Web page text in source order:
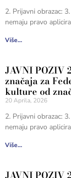
2. Prijavni obrazac:
nemaju pravo
Više...
JAVNI POZIV
značaja za
kulture od
20 Aprila, 2026
2. Prijavni obrazac:
nemaju pravo
Više...
JAVNI POZIV